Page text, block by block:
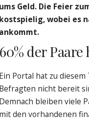
ums Geld. Die Feier
kostspielig, wobei es
ankommt.
60% der
Ein Portal hat zu
Befragten nicht bereit
Demnach bleiben viele
mit den vorhandenen